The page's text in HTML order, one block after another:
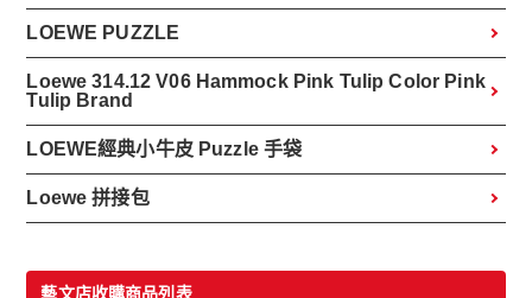
LOEWE PUZZLE
Loewe 314.12 V06 Hammock Pink Tulip Color Pink
Tulip Brand
LOEWE經典小牛皮 Puzzle 手袋
Loewe 拼接包
藝文店收購商品列表